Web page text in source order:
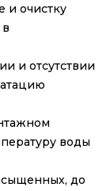
и очистку
и отсутствии
воды
до